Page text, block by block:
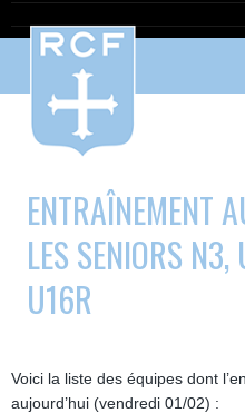
ENTRAÎNEMENT
LES SENIORS
U16R
Voici la liste des équipes dont
aujourd’hui (vendredi 01/02) :